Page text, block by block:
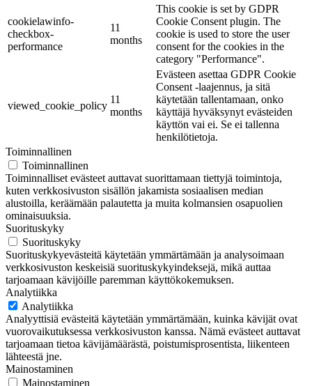
cookielawinfo-
checkbox-
performance
11
months
This cookie is set by GDPR
Cookie Consent plugin. The
cookie is used to store the user
consent for the cookies in the
category "Performance".
viewed_cookie_policy
11
months
Evästeen asettaa GDPR Cookie
Consent -laajennus, ja sitä
käytetään tallentamaan, onko
käyttäjä hyväksynyt evästeiden
käyttön vai ei. Se ei tallenna
henkilötietoja.
Toiminnallinen
Toiminnallinen
Toiminnalliset evästeet auttavat suorittamaan tiettyjä toimintoja,
kuten verkkosivuston sisällön jakamista sosiaalisen median
alustoilla, keräämään palautetta ja muita kolmansien osapuolien
ominaisuuksia.
Suorituskyky
Suorituskyky
Suorituskykyevästeitä käytetään ymmärtämään ja analysoimaan
verkkosivuston keskeisiä suorituskykyindeksejä, mikä auttaa
tarjoamaan kävijöille paremman käyttökokemuksen.
Analytiikka
Analytiikka
Analyyttisiä evästeitä käytetään ymmärtämään, kuinka kävijät ovat
vuorovaikutuksessa verkkosivuston kanssa. Nämä evästeet auttavat
tarjoamaan tietoa kävijämäärästä, poistumisprosentista, liikenteen
lähteestä jne.
Mainostaminen
Mainostaminen